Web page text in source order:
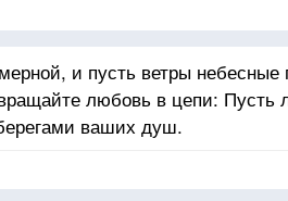
и пусть ветры
любовь в цепи: Пусть
ваших душ.